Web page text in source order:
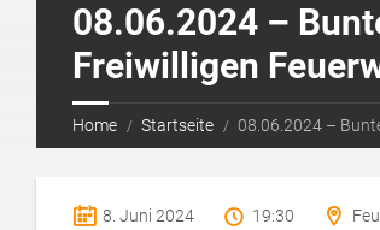
08.06.2024 –
Freiwilligen
Home Startseite 08.06.2024 –
8. Juni 2024 19:30